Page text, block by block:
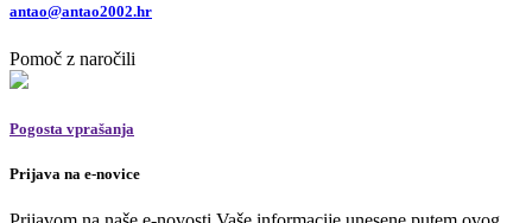
antao@antao2002.hr
Pomoč z naročili
Pogosta vprašanja
Prijava na e-novice